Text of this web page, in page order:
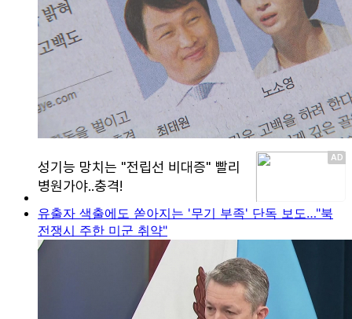
유출자 색출에도 쏟아지는 '무기 부족' 단독 보도…"북
전쟁시 주한 미군 취약"